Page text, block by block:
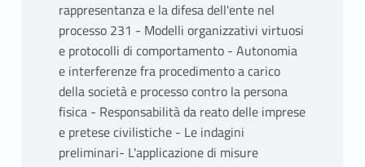
rappresentanza e la difesa dell'ente nel
processo 231 - Modelli organizzativi virtuosi
e protocolli di comportamento - Autonomia
e interferenze fra procedimento a carico
della società e processo contro la persona
fisica - Responsabilità da reato delle imprese
e pretese civilistiche - Le indagini
preliminari- L'applicazione di misure